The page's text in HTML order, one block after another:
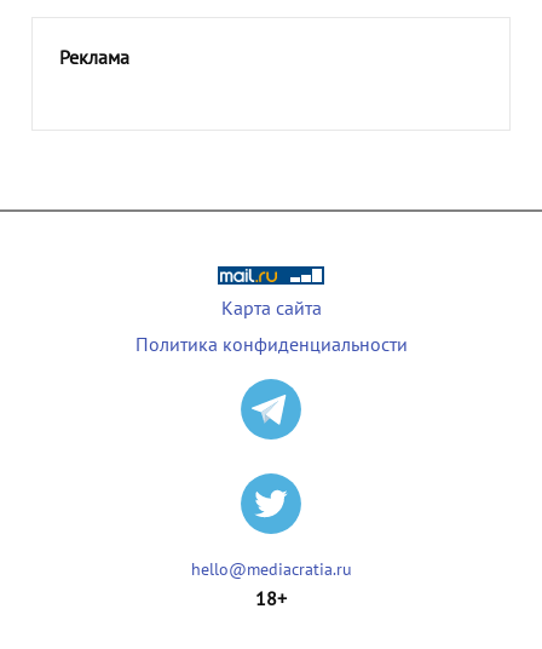
Реклама
Карта сайта
Политика конфиденциальности
hello@mediacratia.ru
18+